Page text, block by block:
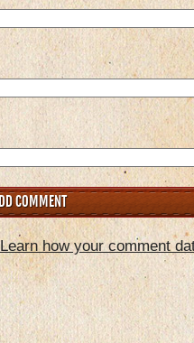
Learn how your comment